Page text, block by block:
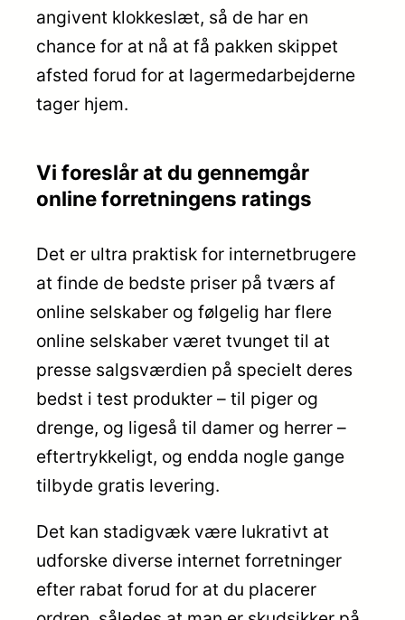
angivent klokkeslæt, så de har en
chance for at nå at få pakken skippet
afsted forud for at lagermedarbejderne
tager hjem.
Vi foreslår at du gennemgår
online forretningens ratings
Det er ultra praktisk for internetbrugere
at finde de bedste priser på tværs af
online selskaber og følgelig har flere
online selskaber været tvunget til at
presse salgsværdien på specielt deres
bedst i test produkter – til piger og
drenge, og ligeså til damer og herrer –
eftertrykkeligt, og endda nogle gange
tilbyde gratis levering.
Det kan stadigvæk være lukrativt at
udforske diverse internet forretninger
efter rabat forud for at du placerer